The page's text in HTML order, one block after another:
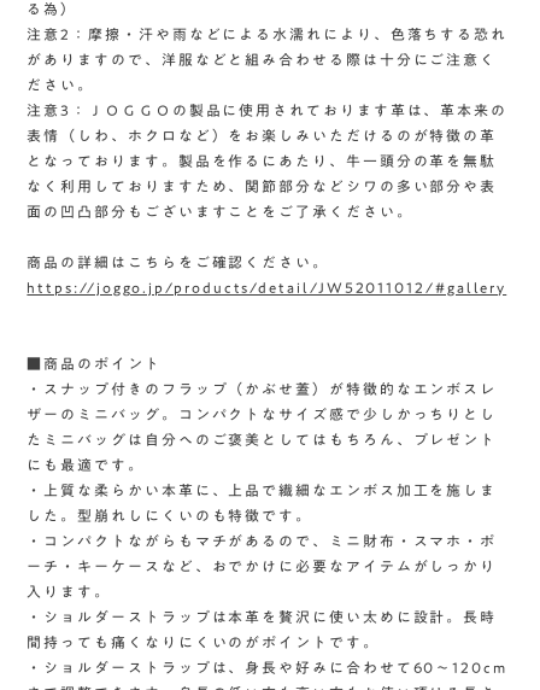
る為）
注意2：摩擦・汗や雨などによる水濡れにより、色落ちする恐れ
がありますので、洋服などと組み合わせる際は十分にご注意く
ださい。
注意3：ＪＯＧＧＯの製品に使用されております革は、革本来の
表情（しわ、ホクロなど）をお楽しみいただけるのが特徴の革
となっております。製品を作るにあたり、牛一頭分の革を無駄
なく利用しておりますため、関節部分などシワの多い部分や表
面の凹凸部分もございますことをご了承ください。
商品の詳細はこちらをご確認ください。
https://joggo.jp/products/detail/JW52011012/#gallery
■商品のポイント
・スナップ付きのフラップ（かぶせ蓋）が特徴的なエンボスレ
ザーのミニバッグ。コンパクトなサイズ感で少しかっちりとし
たミニバッグは自分へのご褒美としてはもちろん、プレゼント
にも最適です。
・上質な柔らかい本革に、上品で繊細なエンボス加工を施しま
した。型崩れしにくいのも特徴です。
・コンパクトながらもマチがあるので、ミニ財布・スマホ・ポ
ーチ・キーケースなど、おでかけに必要なアイテムがしっかり
入ります。
・ショルダーストラップは本革を贅沢に使い太めに設計。長時
間持っても痛くなりにくいのがポイントです。
・ショルダーストラップは、身長や好みに合わせて60〜120cm